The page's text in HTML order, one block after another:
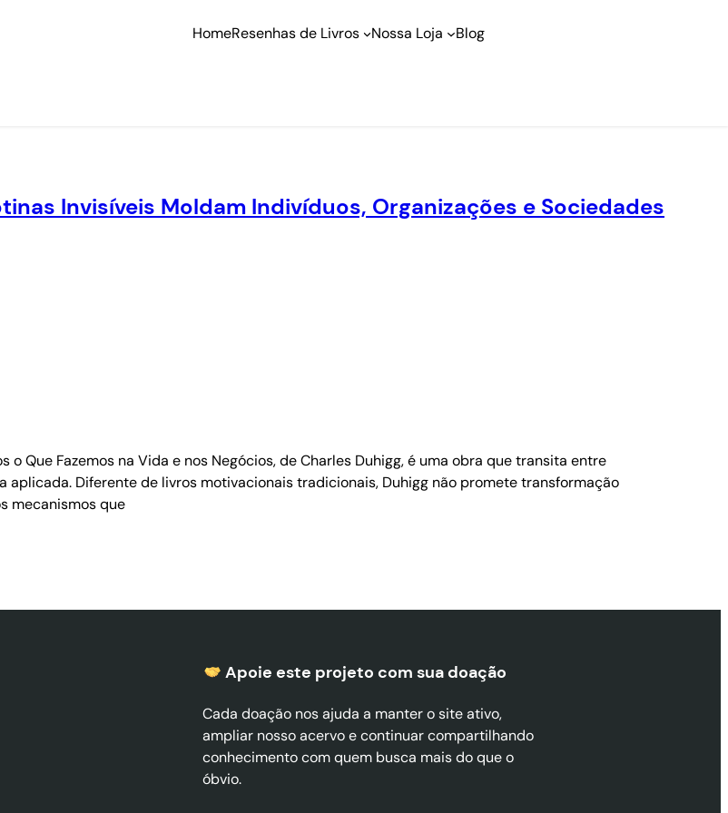
HomeResenhas de Livros Nossa Loja Blog
Invisíveis Moldam Indivíduos, Organizações e Sociedades
o Que Fazemos na Vida e nos Negócios, de Charles Duhigg, é uma obra que transita entre
Diferente de livros motivacionais tradicionais, Duhigg não promete transformação
mecanismos que
Apoie este projeto com sua doação
Cada doação nos ajuda a manter o site ativo,
ampliar nosso acervo e continuar compartilhando
conhecimento com quem busca mais do que o
óbvio.